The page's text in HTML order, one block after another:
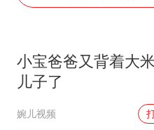
香港
几
小宝爸爸又背着大
儿子了
婉儿视频